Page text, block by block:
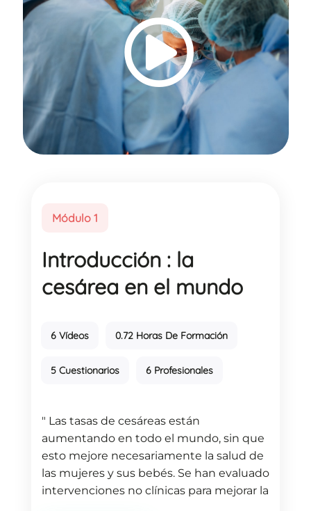
Módulo 1
Introducción : la
cesárea en el mundo
6 Vídeos 0.72 Horas De Formación
5 Cuestionarios 6 Profesionales
" Las tasas de cesáreas están
aumentando en todo el mundo, sin que
esto mejore necesariamente la salud de
las mujeres y sus bebés. Se han evaluado
intervenciones no clínicas para mejorar la